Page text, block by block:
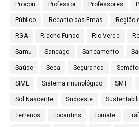
Procon Professor Professores
Público Recanto das Emas Região
RGA Riacho Fundo Rio Verde
Samu Saneago Saneamento
Saúde Seca Segurança
SIME Sistema imunológico SMT
Sol Nascente Sudoeste
Terrenos Tocantins Tomate